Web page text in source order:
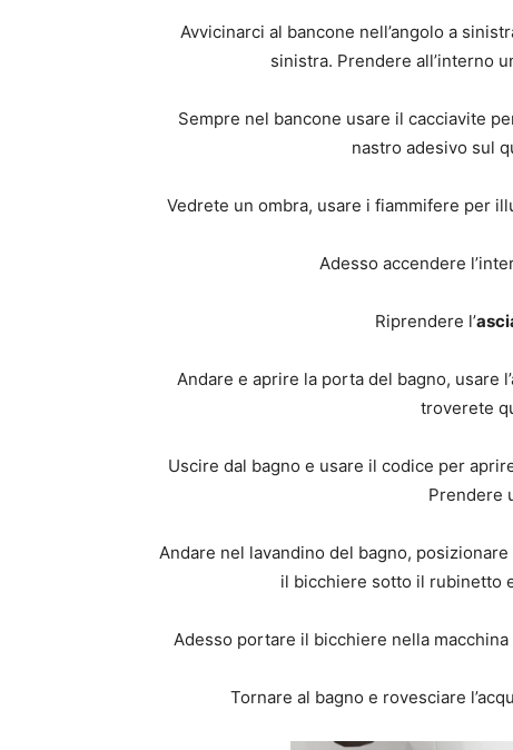
Avvicinarci al bancone nell’angolo a
sinistra. Prendere all’interno
Sempre nel bancone usare il cacciavite
nastro adesivo sul
Vedrete un ombra, usare i fiammifere per
Adesso accendere
Riprendere l’
Andare e aprire la porta del bagno, usare
troverete
Uscire dal bagno e usare il codice per
Prendere
Andare nel lavandino del bagno,
il bicchiere sotto il rubinetto
Adesso portare il bicchiere nella macchina
Tornare al bagno e rovesciare